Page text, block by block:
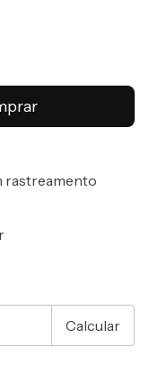
rastreamento
Calcular